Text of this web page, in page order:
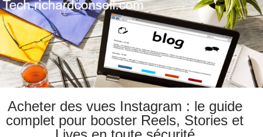
Acheter des vues Instagram : le guide
complet pour booster Reels, Stories et